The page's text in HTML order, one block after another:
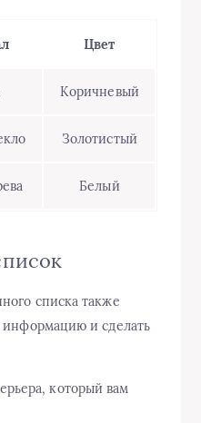
Цвет
Коричневый
Золотистый
Белый
списка также
информацию и сделать
который вам